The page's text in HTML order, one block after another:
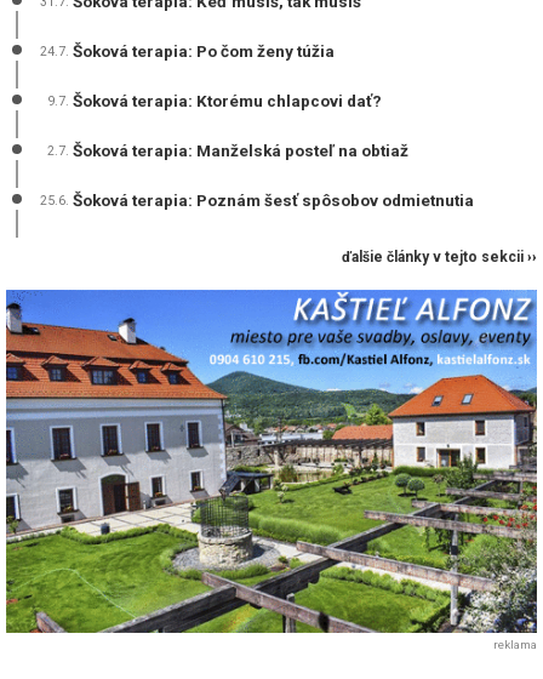
24.7. Šoková terapia: Po čom ženy túžia
9.7. Šoková terapia: Ktorému chlapcovi dať?
2.7. Šoková terapia: Manželská posteľ na obtiaž
25.6. Šoková terapia: Poznám šesť spôsobov odmietnutia
ďalšie články v tejto sekcii ››
reklama